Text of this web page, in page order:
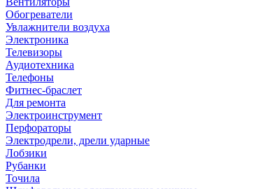
Обогреватели
Увлажнители воздуха
Электроника
Телевизоры
Аудиотехника
Телефоны
Фитнес-браслет
Для ремонта
Электроинструмент
Перфораторы
Электродрели, дрели ударные
Лобзики
Рубанки
Точила